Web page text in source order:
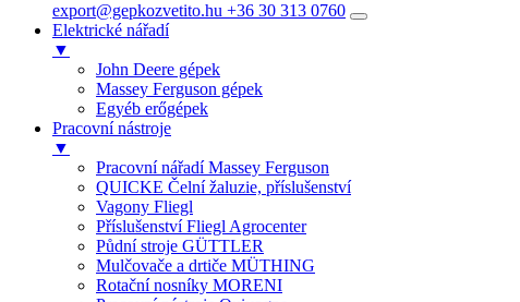
export@gepkozvetito.hu +36 30 313 0760
Elektrické nářadí
▼
John Deere gépek
Massey Ferguson gépek
Egyéb erőgépek
Pracovní nástroje
▼
Pracovní nářadí Massey Ferguson
QUICKE Čelní žaluzie, příslušenství
Vagony Fliegl
Příslušenství Fliegl Agrocenter
Půdní stroje GÜTTLER
Mulčovače a drtiče MÜTHING
Rotační nosníky MORENI